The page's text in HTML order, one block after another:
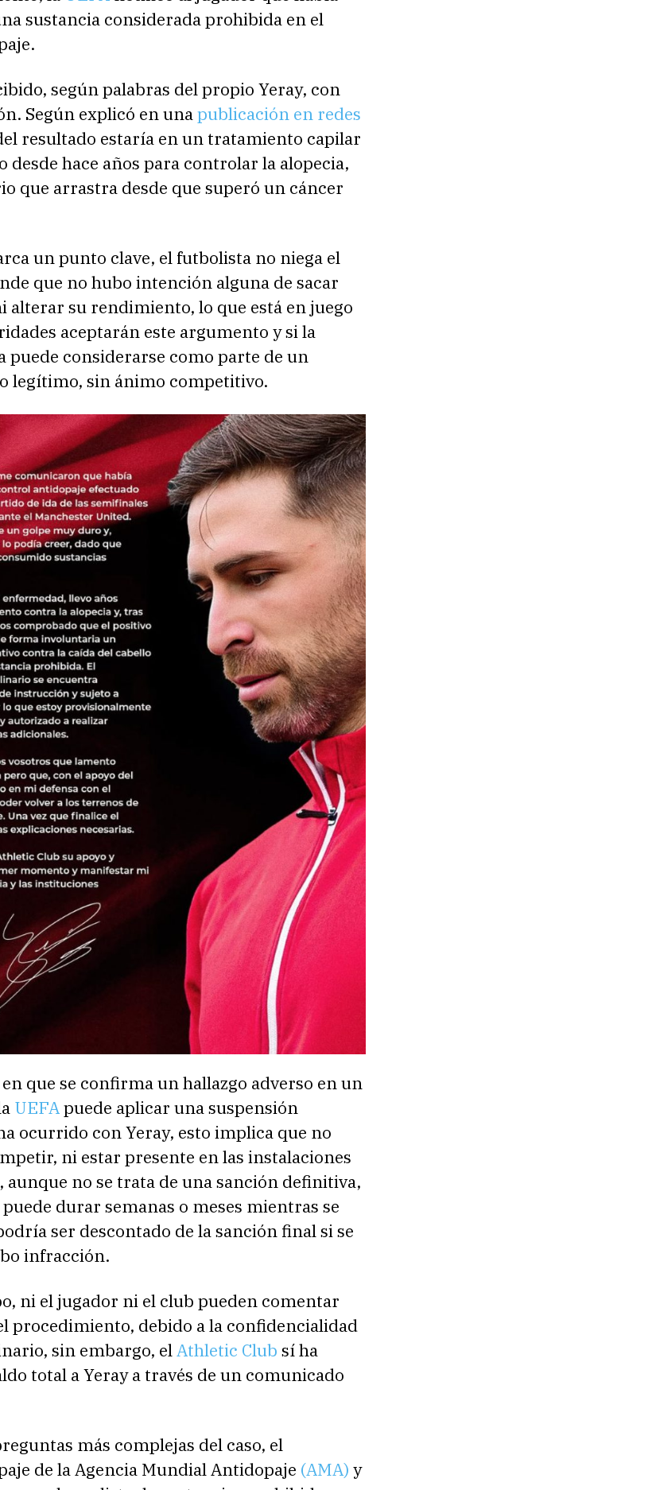
sustancia considerada prohibida en el
según palabras del propio Yeray, con
Según explicó en unapublicación en redes
resultado estaría en un tratamiento capilar
desde hace años para controlar la alopecia,
que arrastra desde que superó un cáncer
un punto clave, el futbolista no niega el
que no hubo intención alguna de sacar
alterar su rendimiento, lo que está en juego
aceptarán este argumento y si la
puede considerarse como parte de un
legítimo, sin ánimo competitivo.
que se confirma un hallazgo adverso en un
UEFApuede aplicar una suspensión
ocurrido con Yeray, esto implica que no
ni estar presente en las instalaciones
aunque no se trata de una sanción definitiva,
durar semanas o meses mientras se
ser descontado de la sanción final si se
infracción.
ni el jugador ni el club pueden comentar
procedimiento, debido a la confidencialidad
sin embargo, elAthletic Club sí ha
total a Yeray a través de un comunicado
más complejas del caso, el
de la Agencia Mundial Antidopaje (AMA) y